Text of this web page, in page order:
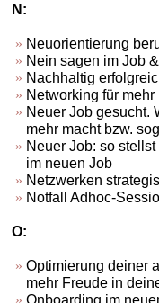
N:
Neuorientierung
Nein sagen im Job
Nachhaltig
Networking für
Neuer Job gesucht.
mehr macht bzw.
Neuer Job: so
im neuen Job
Netzwerken
Notfall Adhoc-
O:
Optimierung deiner
mehr Freude in